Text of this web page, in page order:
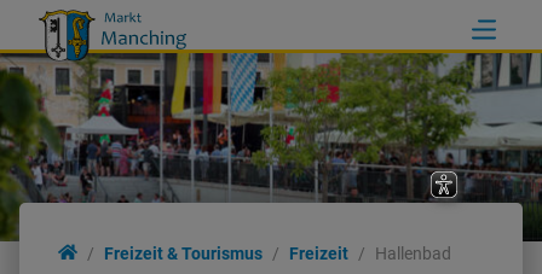
Freizeit & Tourismus
Freizeit & Tourismus Freizeit Hallenbad